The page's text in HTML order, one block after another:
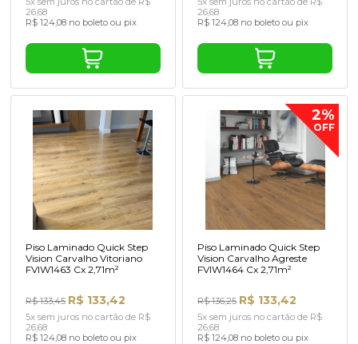
26,68
R$ 124,08 no boleto ou pix
26,68
R$ 124,08 no boleto ou pix
Piso Laminado Quick Step
Vision Carvalho Vitoriano
FVIW1463 Cx 2,71m²
R$ 133,45 R$ 133,42
5x sem juros no cartão de R$
26,68
R$ 124,08 no boleto ou pix
2%
OFF
Piso Laminado Quick Step
Vision Carvalho Agreste
FVIW1464 Cx 2,71m²
R$ 136,25 R$ 133,42
5x sem juros no cartão de R$
26,68
R$ 124,08 no boleto ou pix